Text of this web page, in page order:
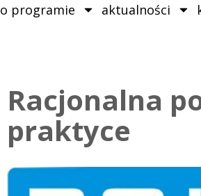
o programie aktualności
Racjonalna
praktyce